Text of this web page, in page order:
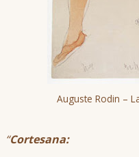
Auguste Rodin –
“Cortesana: